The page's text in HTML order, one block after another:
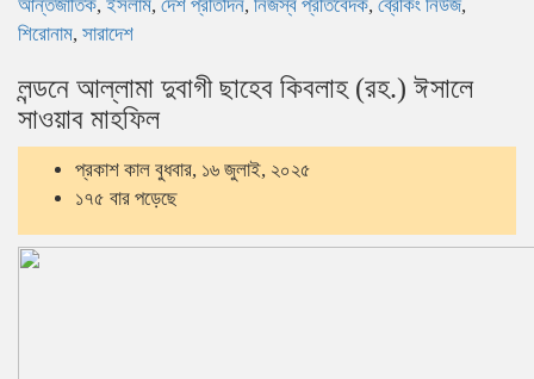
আন্তর্জাতিক,ইসলাম, দেশ প্রতিদিন, নিজস্ব প্রতিবেদক, ব্রেকিং নিউজ,
শিরোনাম, সারাদেশ
লন্ডনে আল্লামা দুবাগী ছাহেব কিবলাহ (রহ.) ঈসালে
সাওয়াব মাহফিল
প্রকাশ কাল বুধবার, ১৬ জুলাই, ২০২৫
১৭৫ বার পড়েছে